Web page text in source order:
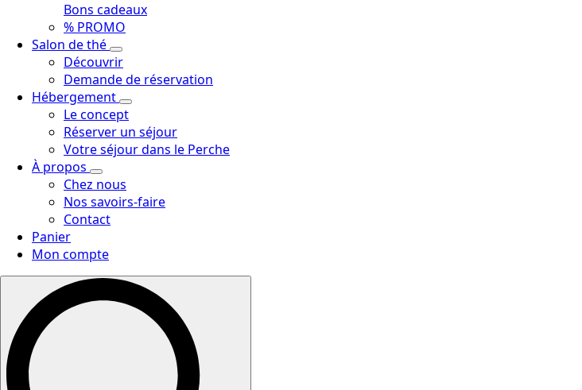
Bons cadeaux
% PROMO
Salon de thé
Découvrir
Demande de réservation
Hébergement
Le concept
Réserver un séjour
Votre séjour dans le Perche
À propos
Chez nous
Nos savoirs-faire
Contact
Panier
Mon compte